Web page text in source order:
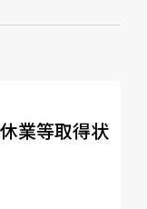
業等取得状